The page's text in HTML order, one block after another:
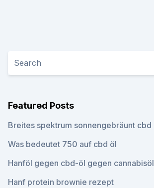
Featured Posts
Breites spektrum sonnengebräunt cbd
Was bedeutet 750 auf cbd öl
Hanföl gegen cbd-öl gegen cannabisöl
Hanf protein brownie rezept